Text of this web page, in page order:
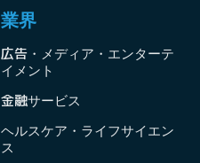
業界
広告・メディア・エンターテ
イメント
金融サービス
ヘルスケア・ライフサイエン
ス